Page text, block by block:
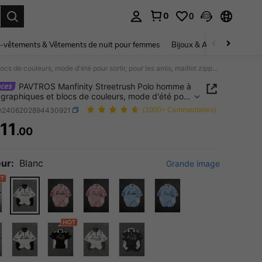
0 0
vêtements & Vêtements de nuit pour femmes Bijoux & Accessoires pour
PAVTROS Manfinity Streetrush Polo homme à lettres graphiques et blocs de couleurs, mode d'été pour sortir, pour les amis, maillot zippé pour homme, streetwear homme, football
PAVTROS Manfinity Streetrush Polo homme à
et blocs de couleurs, mode d'été pour
les amis, maillot zippé pour homme,
homme, football
(1000+ Commentaires)
AND AVAILABILITY
.00
Blanc Grande image